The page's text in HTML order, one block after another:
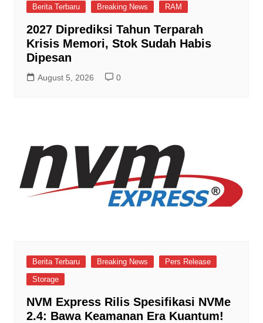
Berita Terbaru Breaking News RAM
2027 Diprediksi Tahun Terparah
Krisis Memori, Stok Sudah Habis
Dipesan
August 5, 2026 0
Berita Terbaru Breaking News
Pers Release
Storage
NVM Express Rilis Spesifikasi NVMe
2.4: Bawa Keamanan Era Kuantum!